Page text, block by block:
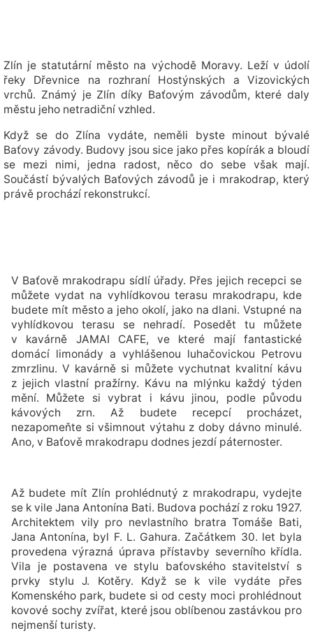
Zlín je statutární město na východě Moravy. Leží v údolí
řeky Dřevnice na rozhraní Hostýnských a Vizovických
vrchů. Známý je Zlín díky Baťovým závodům, které daly
městu jeho netradiční vzhled.
Když se do Zlína vydáte, neměli byste minout bývalé
Baťovy závody. Budovy jsou sice jako přes kopírák a bloudí
se mezi nimi, jedna radost, něco do sebe však mají.
Součástí bývalých Baťových závodů je i mrakodrap, který
právě prochází rekonstrukcí.
V Baťově mrakodrapu sídlí úřady. Přes jejich recepci se
můžete vydat na vyhlídkovou terasu mrakodrapu, kde
budete mít město a jeho okolí, jako na dlani. Vstupné na
vyhlídkovou terasu se nehradí. Posedět tu můžete
v kavárně JAMAI CAFE, ve které mají fantastické
domácí limonády a vyhlášenou luhačovickou Petrovu
zmrzlinu. V kavárně si můžete vychutnat kvalitní kávu
z jejich vlastní pražírny. Kávu na mlýnku každý týden
mění. Můžete si vybrat i kávu jinou, podle původu
kávových zrn. Až budete recepcí procházet,
nezapomeňte si všimnout výtahu z doby dávno minulé.
Ano, v Baťově mrakodrapu dodnes jezdí páternoster.
Až budete mít Zlín prohlédnutý z mrakodrapu, vydejte
se k vile Jana Antonína Bati. Budova pochází z roku 1927.
Architektem vily pro nevlastního bratra Tomáše Bati,
Jana Antonína, byl F. L. Gahura. Začátkem 30. let byla
provedena výrazná úprava přístavby severního křídla.
Vila je postavena ve stylu baťovského stavitelství s
prvky stylu J. Kotěry. Když se k vile vydáte přes
Komenského park, budete si od cesty moci prohlédnout
kovové sochy zvířat, které jsou oblíbenou zastávkou pro
nejmenší turisty.